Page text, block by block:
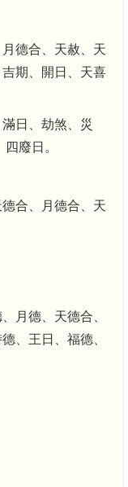
德合、天赦、天
期、開日、天喜
日、劫煞、災
廢日。
合、月德合、天
月德、天德合、
、王日、福德、